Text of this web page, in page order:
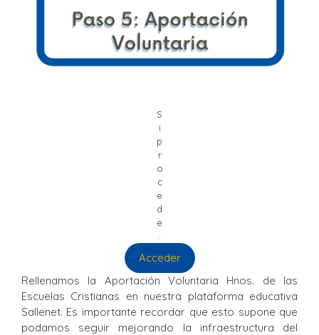
S
i
p
r
o
c
e
d
e
Acceder
Rellenamos la Aportación Voluntaria Hnos. de las
Escuelas Cristianas en nuestra plataforma educativa
Sallenet. Es importante recordar que esto supone que
podamos seguir mejorando la infraestructura del